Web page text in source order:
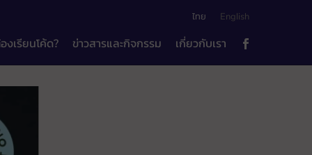
ไทย English
งเรียนโค้ด? ข่าวสารและกิจกรรม เกี่ยวกับเรา